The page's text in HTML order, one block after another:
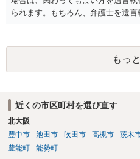
られます。もちろん、弁護士を遺
方に再委任の権限を付与しておく
士に直接ご相談されることをお勧め
もっ
近くの市区町村を選び直す
北大阪
豊中市
池田市 吹田市 高槻市 茨木
豊能町
能勢町